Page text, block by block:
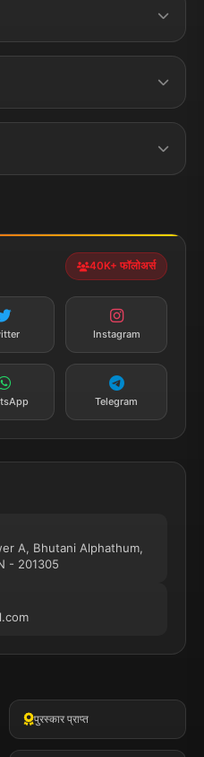
Terms &
झारखण्ड
40K+ फॉलोअर्स
Instagram
Telegram
A, Bhutani Alphathum,
- 201305
पुरस्कार प्राप्त